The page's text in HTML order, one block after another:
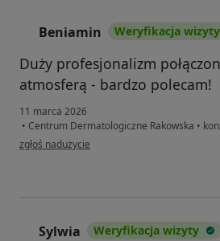
Beniamin Weryfikacja wizyty
Duży profesjonalizm
atmosferą - bardzo polecam!
11 marca 2026
• Centrum Dermatologiczne Rakowska •
w opinii użytkownika Beniamin
zgłoś nadużycie
Sylwia Weryfikacja wizyty